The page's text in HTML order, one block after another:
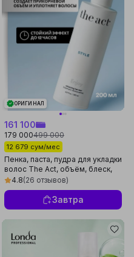
ОРИГИНАЛ
161 100
179 000499 000
12 679 сум/мес
Пенка, паста, пудра для укладки
волос The Act, объём, блеск,
фиксация, текстурированные
4.8(26 отзывов)
Завтра